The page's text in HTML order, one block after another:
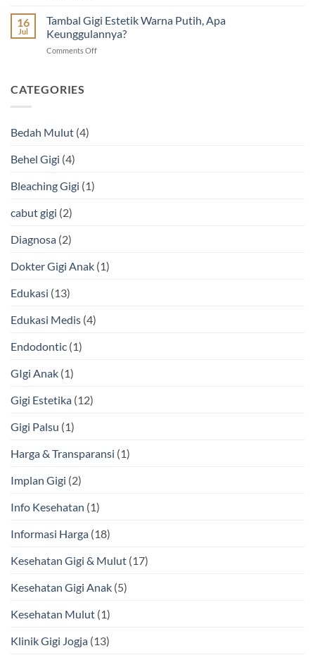
Rekomendasi
Sariawan
Tidak
Sembuh-
Sembuh
16
Jul
Tambal Gigi Estetik Warna Putih, Apa
Keunggulannya?
Comments Offon
CATEGORIES
Bedah Mulut (4)
Behel Gigi (4)
Bleaching Gigi (1)
cabut gigi (2)
Diagnosa (2)
Dokter Gigi Anak (1)
Edukasi (13)
Edukasi Medis (4)
Endodontic (1)
GIgi Anak (1)
Gigi Estetika (12)
Gigi Palsu (1)
Harga & Transparansi (1)
Implan Gigi (2)
Info Kesehatan (1)
Informasi Harga (18)
Kesehatan Gigi & Mulut (17)
Kesehatan Gigi Anak (5)
Kesehatan Mulut (1)
Klinik Gigi Jogja (13)